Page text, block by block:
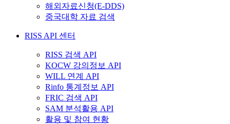
해외자료신청(E-DDS)
중국대학 자료 검색
RISS API 센터
RISS 검색 API
KOCW 강의정보 API
WILL 연계 API
Rinfo 통계정보 API
FRIC 검색 API
SAM 분석활용 API
활용 및 참여 현황